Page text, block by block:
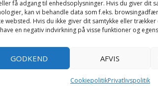
få adgang til enhedsoplysninger. Hvis du giver dit
kan vi behandle data som f.eks.
websted. Hvis du ikke giver dit samtykke eller trækker
en negativ indvirkning på visse funktioner og
GODKEND AFVIS
CookiepolitikPrivatlivspolitik
Svejser